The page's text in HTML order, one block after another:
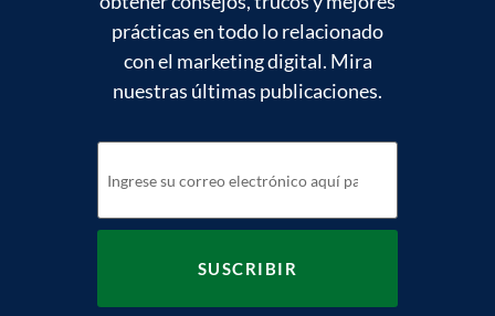
prácticas en todo lo relacionado
con el marketing digital. Mira
nuestras últimas publicaciones.